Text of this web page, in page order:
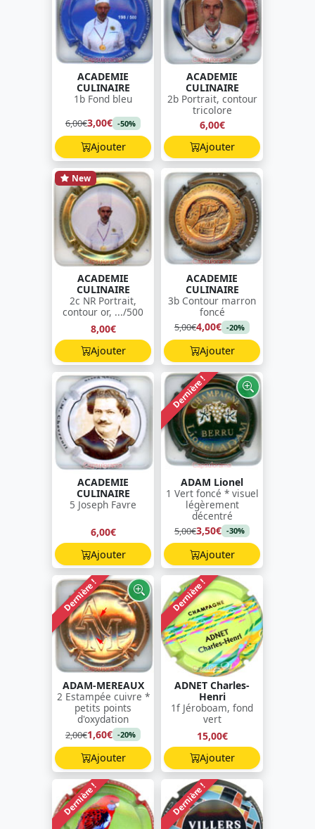
ACADEMIE
CULINAIRE
1b Fond bleu
6,00€3,00€ -50%
Ajouter
ACADEMIE
CULINAIRE
2b Portrait, contour
tricolore
6,00€
Ajouter
New
ACADEMIE
CULINAIRE
2c NR Portrait,
contour or, .../500
8,00€
Ajouter
ACADEMIE
CULINAIRE
3b Contour marron
foncé
5,00€4,00€ -20%
Ajouter
ACADEMIE
CULINAIRE
5 Joseph Favre
6,00€
Ajouter
Dernière !
ADAM Lionel
1 Vert foncé * visuel
légèrement
décentré
5,00€3,50€ -30%
Ajouter
Dernière !
ADAM-MEREAUX
2 Estampée cuivre *
petits points
d'oxydation
2,00€1,60€ -20%
Ajouter
Dernière !
ADNET Charles-
Henri
1f Jéroboam, fond
vert
15,00€
Ajouter
Dernière ! Dernière !